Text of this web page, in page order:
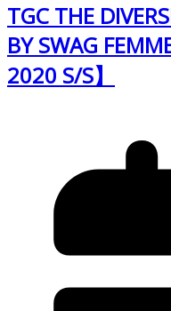
TGC THE
BY SWAG
2020 S/S】